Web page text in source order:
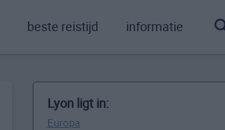
beste reistijd informatie
Lyon ligt in:
Europa